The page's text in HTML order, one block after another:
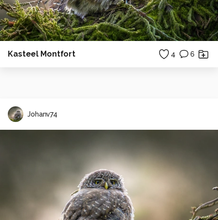
Kasteel Montfort 4 6
Johanv74